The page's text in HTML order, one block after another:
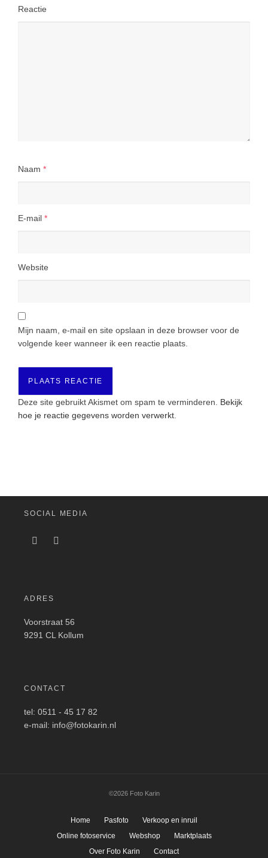
Reactie
Naam *
E-mail *
Website
Mijn naam, e-mail en site opslaan in deze browser voor de
volgende keer wanneer ik een reactie plaats.
Deze site gebruikt Akismet om spam te verminderen. Bekijk
hoe je reactie gegevens worden verwerkt
SOCIAL MEDIA
ADRES
Voorstraat 56
9291 CL Kollum
CONTACT
tel: 0511 - 45 17 82
e-mail: info@fotokarin.nl
©2026 Foto Karin
Home Pasfoto
Verkoop en inruil
Online fotoservice
Webshop
Marktplaats
Over Foto Karin
Contact